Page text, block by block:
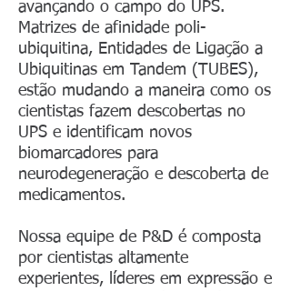
avançando o campo do UPS.
Matrizes de afinidade poli-
ubiquitina, Entidades de Ligação a
Ubiquitinas em Tandem (TUBES),
estão mudando a maneira como os
cientistas fazem descobertas no
UPS e identificam novos
biomarcadores para
neurodegeneração e descoberta de
medicamentos.
Nossa equipe de P&D é composta
por cientistas altamente
experientes, líderes em expressão e